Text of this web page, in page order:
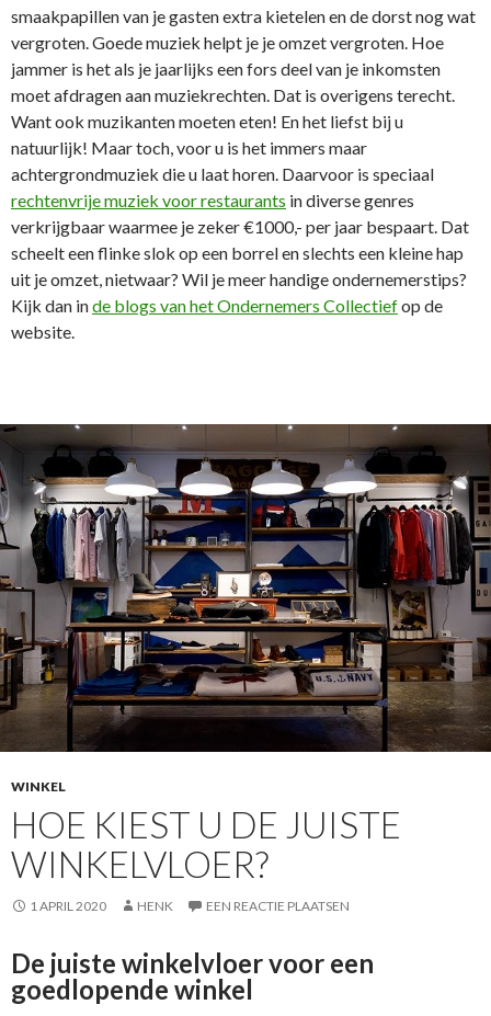
smaakpapillen van je gasten extra kietelen en de dorst nog wat
vergroten. Goede muziek helpt je je omzet vergroten. Hoe
jammer is het als je jaarlijks een fors deel van je inkomsten
moet afdragen aan muziekrechten. Dat is overigens terecht.
Want ook muzikanten moeten eten! En het liefst bij u
natuurlijk! Maar toch, voor u is het immers maar
achtergrondmuziek die u laat horen. Daarvoor is speciaal
rechtenvrije muziek voor restaurants in diverse genres
verkrijgbaar waarmee je zeker €1000,- per jaar bespaart. Dat
scheelt een flinke slok op een borrel en slechts een kleine hap
uit je omzet, nietwaar? Wil je meer handige ondernemerstips?
Kijk dan inde blogs van het Ondernemers Collectiefop de
website.
WINKEL
HOE KIEST U DE JUISTE
WINKELVLOER?
1 APRIL 2020 HENK EEN REACTIE PLAATSEN
De juiste winkelvloer voor een
goedlopende winkel